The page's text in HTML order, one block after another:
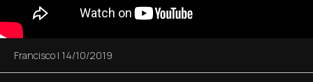
Francisco | 14/10/2019